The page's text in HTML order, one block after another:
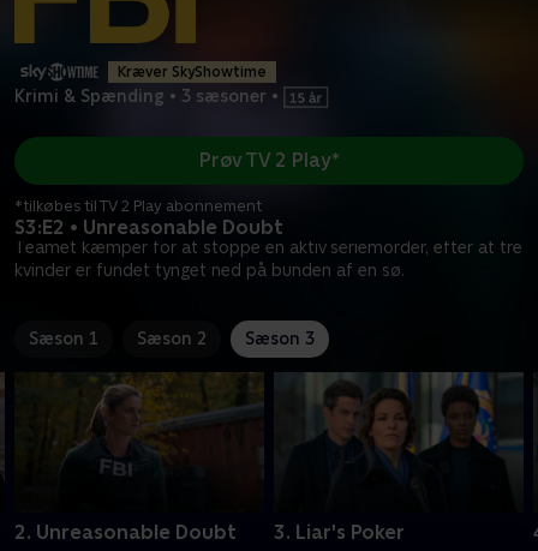
Kræver SkyShowtime
Krimi & Spænding • 3 sæsoner •
S3:E2 • Unreasonable Doubt
Teamet kæmper for at stoppe en aktiv seriemorder, efter at tre
kvinder er fundet tynget ned på bunden af en sø.
Prøv TV 2 Play*
*tilkøbes til TV 2 Play abonnement
Sæson 1 Sæson 2 Sæson 3
2. Unreasonable Doubt 3. Liar's Poker